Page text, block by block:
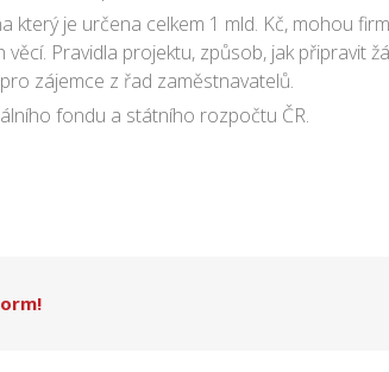
který je určena celkem 1 mld. Kč, mohou
Pravidla projektu, způsob, jak připravit
zájemce z řad zaměstnavatelů.
fondu a státního rozpočtu ČR.